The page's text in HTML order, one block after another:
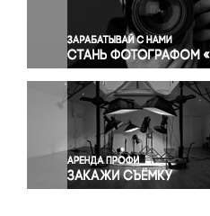
Правосудие
Происшествия и
Религия
Светская жизнь
Спорт
Экология
Экономика и бизнес